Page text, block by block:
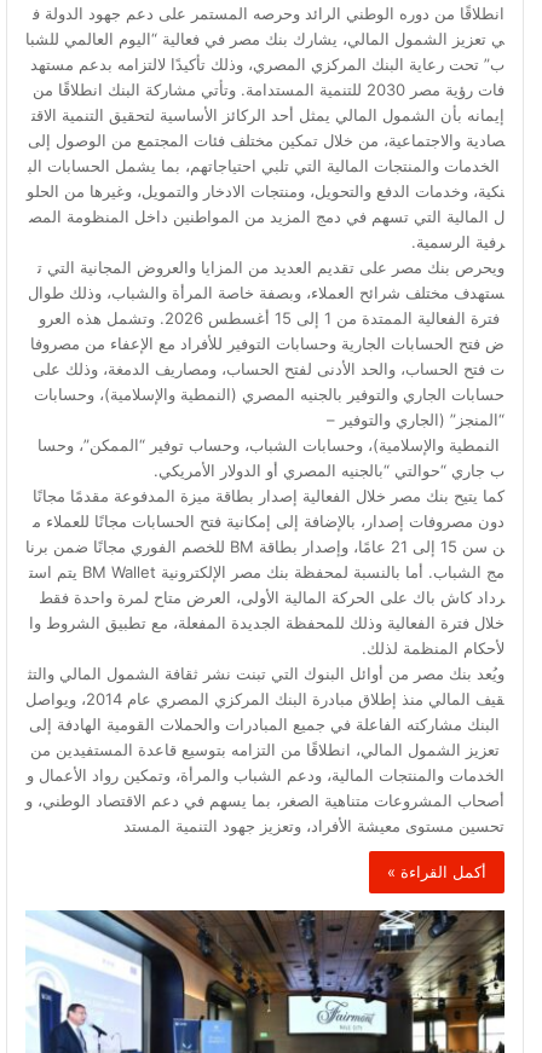
انطلاقًا من دوره الوطني الرائد وحرصه المستمر على دعم جهود الدولة ف
ي تعزيز الشمول المالي، يشارك بنك مصر في فعالية “اليوم العالمي للشبا
ب” تحت رعاية البنك المركزي المصري، وذلك تأكيدًا لالتزامه بدعم مستهد
فات رؤية مصر 2030 للتنمية المستدامة. وتأتي مشاركة البنك انطلاقًا من
إيمانه بأن الشمول المالي يمثل أحد الركائز الأساسية لتحقيق التنمية الاقت
صادية والاجتماعية، من خلال تمكين مختلف فئات المجتمع من الوصول إلى
الخدمات والمنتجات المالية التي تلبي احتياجاتهم، بما يشمل الحسابات الب
نكية، وخدمات الدفع والتحويل، ومنتجات الادخار والتمويل، وغيرها من الحلو
ل المالية التي تسهم في دمج المزيد من المواطنين داخل المنظومة المص
رفية الرسمية.
ويحرص بنك مصر على تقديم العديد من المزايا والعروض المجانية التي ت
ستهدف مختلف شرائح العملاء، وبصفة خاصة المرأة والشباب، وذلك طوال
فترة الفعالية الممتدة من 1 إلى 15 أغسطس 2026. وتشمل هذه العرو
ض فتح الحسابات الجارية وحسابات التوفير للأفراد مع الإعفاء من مصروفا
ت فتح الحساب، والحد الأدنى لفتح الحساب، ومصاريف الدمغة، وذلك على
حسابات الجاري والتوفير بالجنيه المصري (النمطية والإسلامية)، وحسابات
“المنجز” (الجاري والتوفير –
النمطية والإسلامية)، وحسابات الشباب، وحساب توفير “الممكن”، وحسا
ب جاري “حوالتي “بالجنيه المصري أو الدولار الأمريكي.
كما يتيح بنك مصر خلال الفعالية إصدار بطاقة ميزة المدفوعة مقدمًا مجانًا
دون مصروفات إصدار، بالإضافة إلى إمكانية فتح الحسابات مجانًا للعملاء م
ن سن 15 إلى 21 عامًا، وإصدار بطاقة BM للخصم الفوري مجانًا ضمن برنا
مج الشباب. أما بالنسبة لمحفظة بنك مصر الإلكترونية BM Wallet يتم است
رداد كاش باك على الحركة المالية الأولى، العرض متاح لمرة واحدة فقط
خلال فترة الفعالية وذلك للمحفظة الجديدة المفعلة، مع تطبيق الشروط وا
لأحكام المنظمة لذلك.
ويُعد بنك مصر من أوائل البنوك التي تبنت نشر ثقافة الشمول المالي والتث
قيف المالي منذ إطلاق مبادرة البنك المركزي المصري عام 2014، ويواصل
البنك مشاركته الفاعلة في جميع المبادرات والحملات القومية الهادفة إلى
تعزيز الشمول المالي، انطلاقًا من التزامه بتوسيع قاعدة المستفيدين من
الخدمات والمنتجات المالية، ودعم الشباب والمرأة، وتمكين رواد الأعمال و
أصحاب المشروعات متناهية الصغر، بما يسهم في دعم الاقتصاد الوطني، و
تحسين مستوى معيشة الأفراد، وتعزيز جهود التنمية المستد
أكمل القراءة »